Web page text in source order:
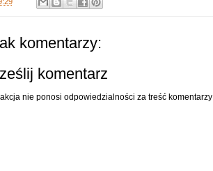
komentarzy:
komentarz
nie ponosi odpowiedzialności za treść komentarzy